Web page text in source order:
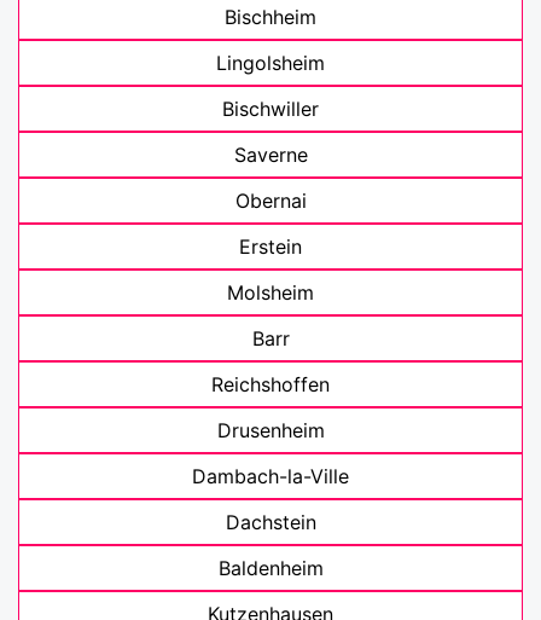
Bischheim
Lingolsheim
Bischwiller
Saverne
Obernai
Erstein
Molsheim
Barr
Reichshoffen
Drusenheim
Dambach-la-Ville
Dachstein
Baldenheim
Kutzenhausen